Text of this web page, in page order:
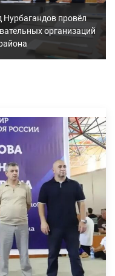
итоги
сельских
районе